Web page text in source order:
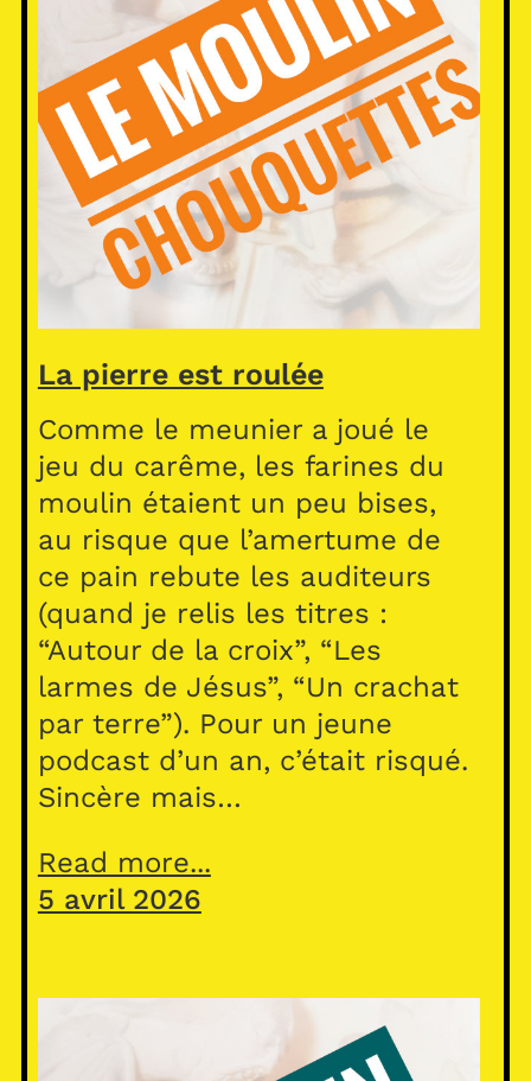
La pierre est roulée
Comme le meunier a joué le
jeu du carême, les farines du
moulin étaient un peu bises,
au risque que l’amertume de
ce pain rebute les auditeurs
(quand je relis les titres :
“Autour de la croix”, “Les
larmes de Jésus”, “Un crachat
par terre”). Pour un jeune
podcast d’un an, c’était risqué.
Sincère mais…
Read more...
5 avril 2026